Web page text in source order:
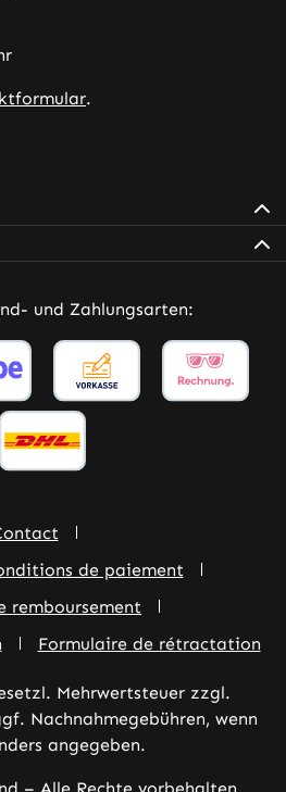
.
– öffnet in neuem Tab
vorbei – öffnet in neuem Tab
und Zahlungsarten:
de paiement
remboursement
Formulaire de rétractation
Mehrwertsteuer zzgl.
Nachnahmegebühren, wenn
angegeben.